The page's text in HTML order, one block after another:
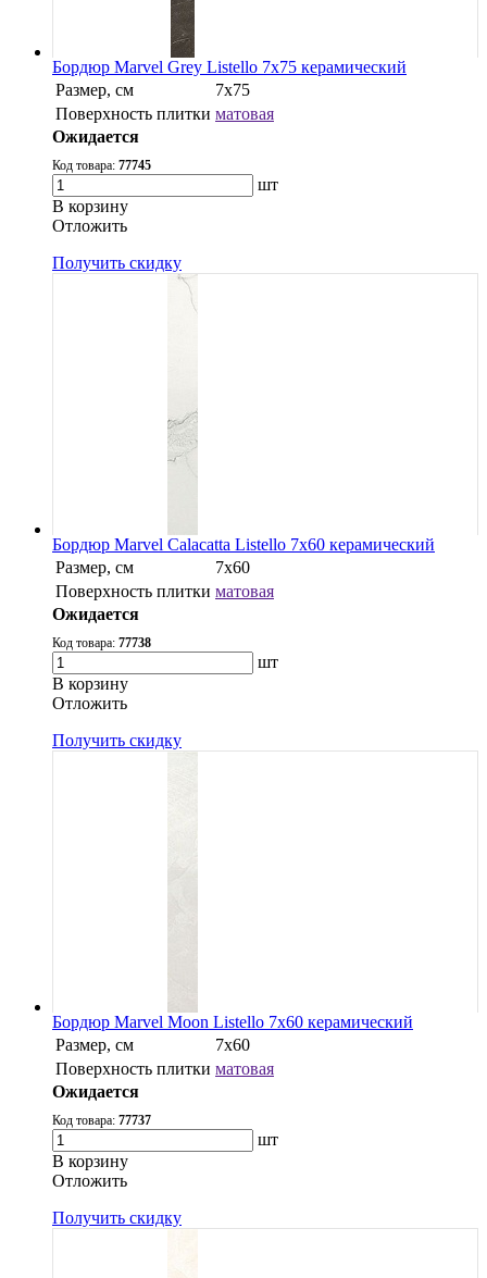
Бордюр Marvel Grey Listello 7x75 керамический
Размер, см
7x75
Поверхность плитки матовая
Ожидается
Код товара: 77745
шт
В корзину
Oтложить
Получить скидку
Бордюр Marvel Calacatta Listello 7x60 керамический
Размер, см
7x60
Поверхность плитки матовая
Ожидается
Код товара: 77738
шт
В корзину
Oтложить
Получить скидку
Бордюр Marvel Moon Listello 7x60 керамический
Размер, см
7x60
Поверхность плитки матовая
Ожидается
Код товара: 77737
шт
В корзину
Oтложить
Получить скидку